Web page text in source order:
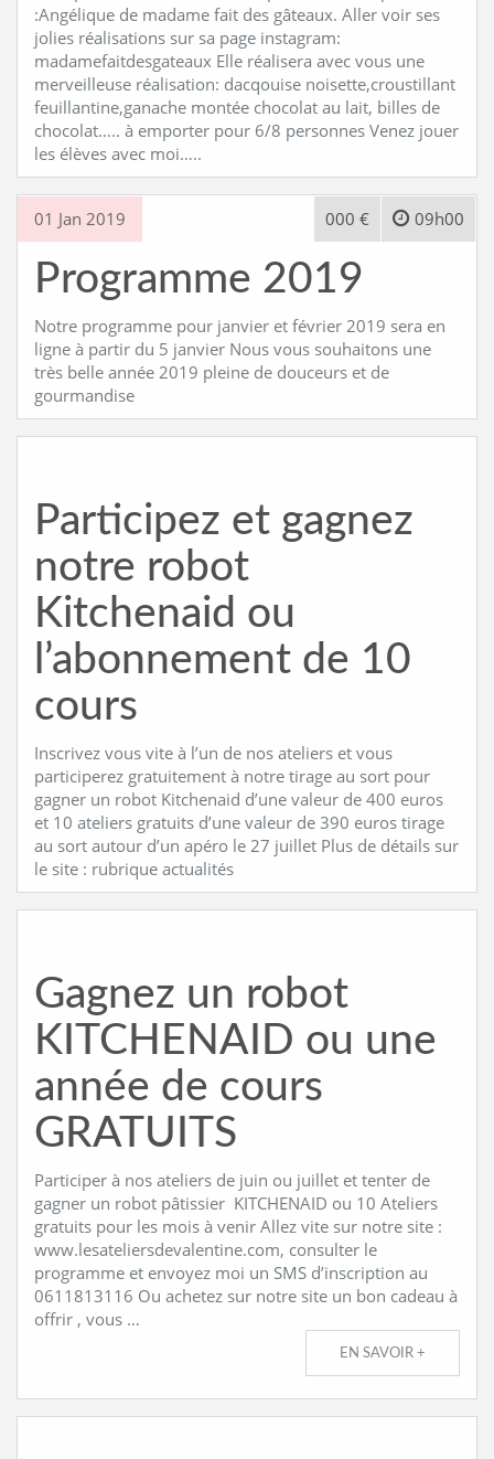
:Angélique de madame fait des gâteaux. Aller voir ses
jolies réalisations sur sa page instagram:
madamefaitdesgateaux Elle réalisera avec vous une
merveilleuse réalisation: dacqouise noisette,croustillant
feuillantine,ganache montée chocolat au lait, billes de
chocolat….. à emporter pour 6/8 personnes Venez jouer
les élèves avec moi…..
01 Jan 2019 09h00
000 €
Programme 2019
Notre programme pour janvier et février 2019 sera en
ligne à partir du 5 janvier Nous vous souhaitons une
très belle année 2019 pleine de douceurs et de
gourmandise
Participez et gagnez
notre robot
Kitchenaid ou
l’abonnement de 10
cours
Inscrivez vous vite à l’un de nos ateliers et vous
participerez gratuitement à notre tirage au sort pour
gagner un robot Kitchenaid d’une valeur de 400 euros
et 10 ateliers gratuits d’une valeur de 390 euros tirage
au sort autour d’un apéro le 27 juillet Plus de détails sur
le site : rubrique actualités
Gagnez un robot
KITCHENAID ou une
année de cours
GRATUITS
Participer à nos ateliers de juin ou juillet et tenter de
gagner un robot pâtissier KITCHENAID ou 10 Ateliers
gratuits pour les mois à venir Allez vite sur notre site :
www.lesateliersdevalentine.com, consulter le
programme et envoyez moi un SMS d’inscription au
0611813116 Ou achetez sur notre site un bon cadeau à
offrir , vous …
EN SAVOIR +